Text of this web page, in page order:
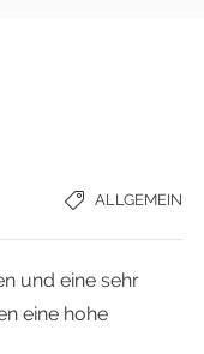
ALLGEMEIN
und eine sehr
eine hohe